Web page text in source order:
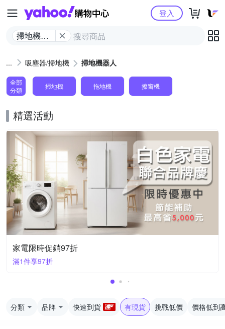
Yahoo購物中心
掃地機器
登入
吸塵器/掃地機 掃地機器人
全部
分類
掃地機 拖地機 擦窗機
精選活動
家電限時促銷97折
滿1件享97折
分類 品牌 快速到貨 有現貨 挑戰低價 價格低到